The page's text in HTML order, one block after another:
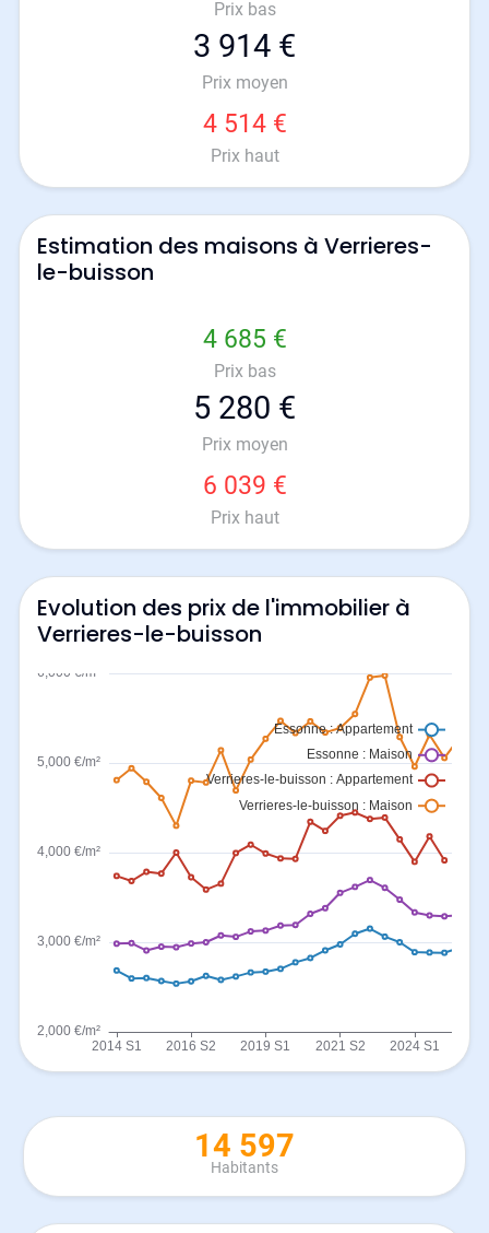
Prix bas
3 914 €
Prix moyen
4 514 €
Prix haut
Estimation des maisons à Verrieres-
le-buisson
4 685 €
Prix bas
5 280 €
Prix moyen
6 039 €
Prix haut
Evolution des prix de l'immobilier à
Verrieres-le-buisson
14 597
Habitants